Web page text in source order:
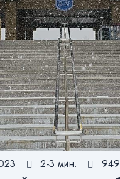
2-3 мин. 949